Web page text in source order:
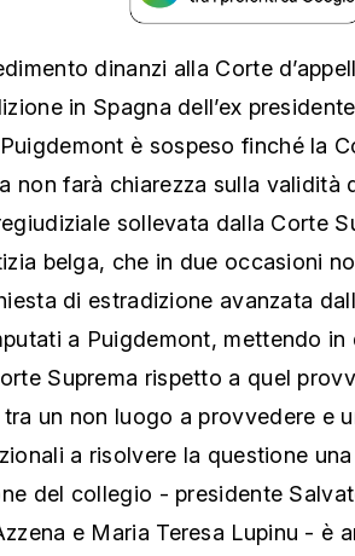
dinanzi alla Corte
in Spagna dell’ex
è sospeso finché la
non farà chiarezza sulla validità
sollevata dalla Corte
belga, che in due occasioni
di estradizione avanzata
a Puigdemont, mettendo
Suprema rispetto a quel
tra un non luogo a provvedere e
a risolvere la questione
del collegio - presidente
e Maria Teresa Lupinu - è